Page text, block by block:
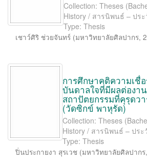
Collection: Theses
History / สารนิพนธ์ – ปร
Type: Thesis
เชาว์ศิริ ช่วยจันทร์ (มหาวิทยาลัยศิลปากร,
การศึกษาคติความเชื่
บันดาลใจที่มีผลต่องา
สถาปัตยกรรมที่คุรุดว
(วัดซิกข์ พาหุรัด)
Collection: Theses
History / สารนิพนธ์ – ปร
Type: Thesis
ปิ่นประกายงา สุรเวช (มหาวิทยาลัยศิลปากร,